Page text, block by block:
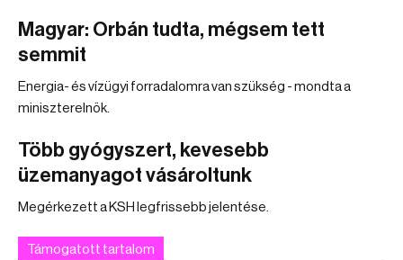
Magyar: Orbán tudta, mégsem tett
semmit
Energia- és vízügyi forradalomra van szükség - mondta a
miniszterelnök.
Több gyógyszert, kevesebb
üzemanyagot vásároltunk
Megérkezett a KSH legfrissebb jelentése.
Támogatott tartalom